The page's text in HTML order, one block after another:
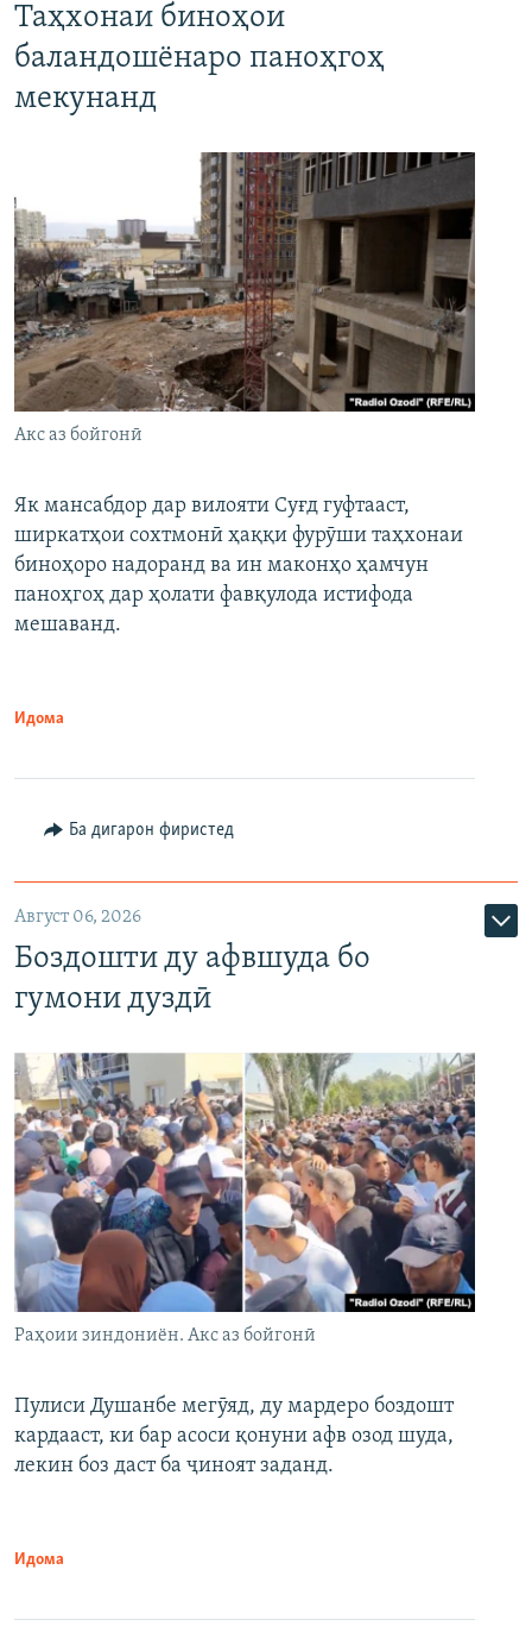
Таҳхонаи биноҳои
баландошёнаро паноҳгоҳ
мекунанд
Акс аз бойгонӣ
Як мансабдор дар вилояти Суғд гуфтааст,
ширкатҳои сохтмонӣ ҳаққи фурӯши таҳхонаи
биноҳоро надоранд ва ин маконҳо ҳамчун
паноҳгоҳ дар ҳолати фавқулода истифода
мешаванд.
Идома
Ба дигарон фиристед
Август 06, 2026
Боздошти ду афвшуда бо
гумони дуздӣ
Раҳоии зиндониён. Акс аз бойгонӣ
Пулиси Душанбе мегӯяд, ду мардеро боздошт
кардааст, ки бар асоси қонуни афв озод шуда,
лекин боз даст ба ҷиноят заданд.
Идома